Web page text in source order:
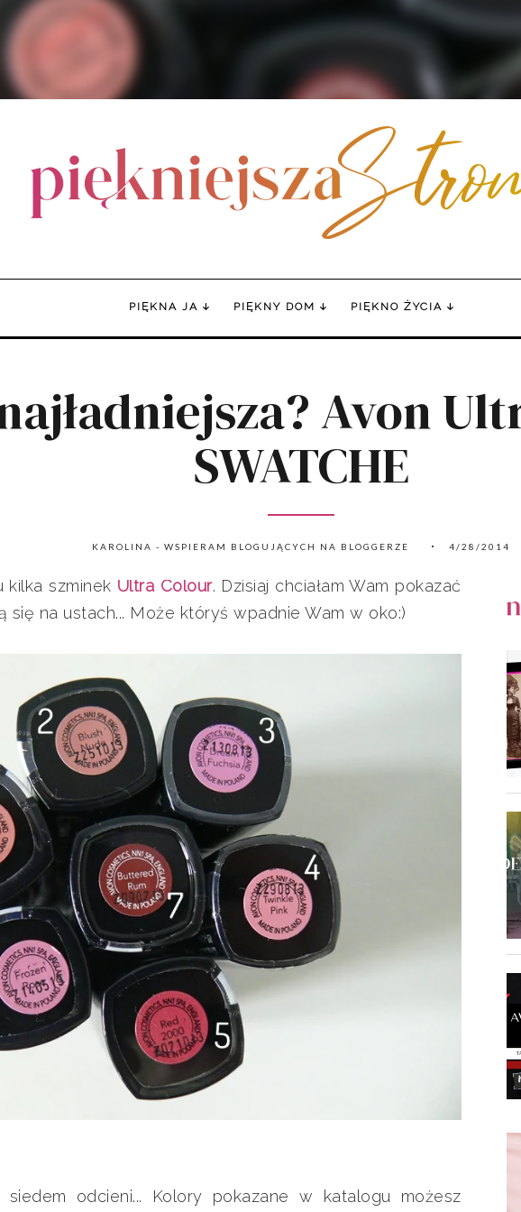
PIĘKNA JA PIĘKNY DOM PIĘKNO ŻYCIA
Avon
SWATCHE
KAROLINA - WSPIERAM BLOGUJĄCYCH NA BLOGGERZE 4/28/2014
kilka szminek Ultra Colour. Dzisiaj chciałam Wam pokazać
się na ustach... Może któryś wpadnie Wam w oko:)
odcieni... Kolory pokazane w katalogu możesz